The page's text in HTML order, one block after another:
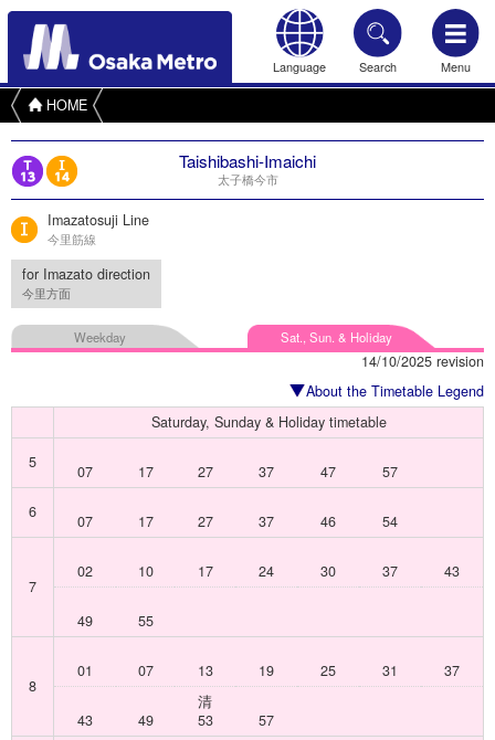
Language Search Menu
HOME
Taishibashi-Imaichi
太子橋今市
Imazatosuji Line
今里筋線
for Imazato direction
今里方面
Weekday Sat., Sun. & Holiday
14/10/2025 revision
About the Timetable Legend
Saturday, Sunday & Holiday timetable
5
07 17 27 37 47
57
6
07 17 27 37 46 54
7
02 10 17 24 30 37 43
49 55
8
01 07 13 19 25 31 37
43 49
清
53
57